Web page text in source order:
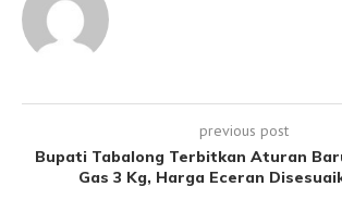
previous post
Bupati Tabalong Terbitkan Aturan
Gas 3 Kg, Harga Eceran